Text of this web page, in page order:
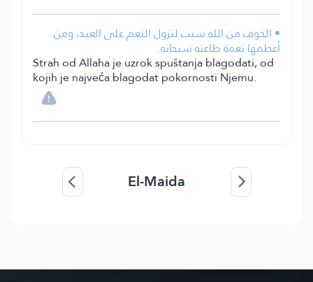
• الخوف من الله سبب لنزول النعم على العبد، ومن
أعظمها نعمة طاعته سبحانه.
Strah od Allaha je uzrok spuštanja blagodati, od
kojih je najveća blagodat pokornosti Njemu.
El-Maida